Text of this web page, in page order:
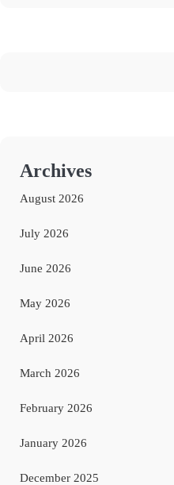
Archives
August 2026
July 2026
June 2026
May 2026
April 2026
March 2026
February 2026
January 2026
December 2025